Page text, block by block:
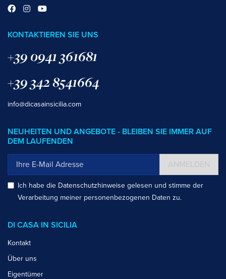
KONTAKTIEREN SIE UNS
+39 0941 361681
+39 342 8541664
info@dicasainsicilia.com
NEUHEITEN UND ANGEBOTE - BLEIBEN SIE IMMER AUF
DEM LAUFENDEN
Ich habe die Datenschutzhinweise gelesen und stimme der
Verarbeitung meiner personenbezogenen Daten zu.
DI CASA IN SICILIA
Kontakt
Über uns
Eigentümer